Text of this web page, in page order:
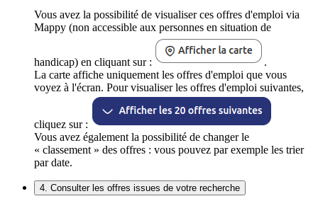
Vous avez la possibilité de visualiser ces offres d'emploi via
Mappy (non accessible aux personnes en situation de
handicap) en cliquant sur :
.
La carte affiche uniquement les offres d'emploi que vous
voyez à l'écran. Pour visualiser les offres d'emploi suivantes,
cliquez sur :
Vous avez également la possibilité de changer le
« classement » des offres : vous pouvez par exemple les trier
par date.
4. Consulter les offres issues de votre recherche